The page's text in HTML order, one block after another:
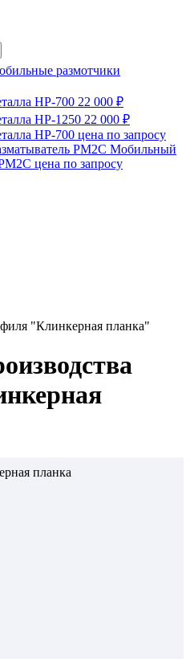
размотчики
HP-700 22 000 ₽
HP-1250 22 000 ₽
HP-700 цена по запросу
РМ2С Мобильный
РМ2С цена по запросу
"Клинкерная планка"